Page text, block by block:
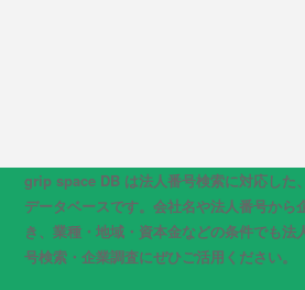
grip space DB は法人番号検索に対応した
データベースです。会社名や法人番号から
き、業種・地域・資本金などの条件でも法
号検索・企業調査にぜひご活用ください。